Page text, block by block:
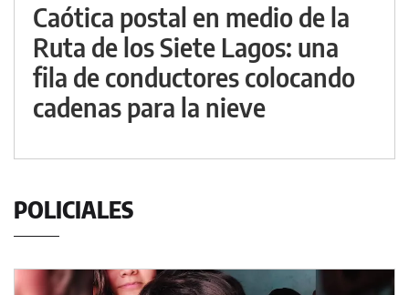
Caótica postal en medio de la
Ruta de los Siete Lagos: una
fila de conductores colocando
cadenas para la nieve
POLICIALES